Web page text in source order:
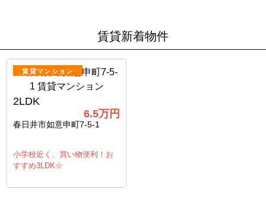
賃貸新着物件
賃貸マンション
2LDK
6.5万円
春日井市如意申町7-5-1
小学校近く、買い物便利！お
すすめ3LDK☆